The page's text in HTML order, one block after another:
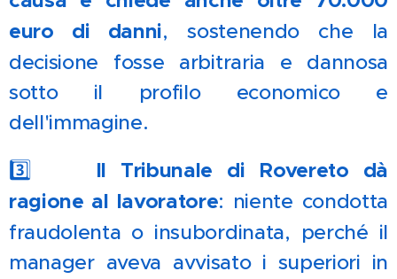
euro di danni, sostenendo che la
decisione fosse arbitraria e dannosa
sotto il profilo economico e
dell'immagine.
3️⃣ ✅ Il Tribunale di Rovereto dà
ragione al lavoratore: niente condotta
fraudolenta o insubordinata, perché il
manager aveva avvisato i superiori in